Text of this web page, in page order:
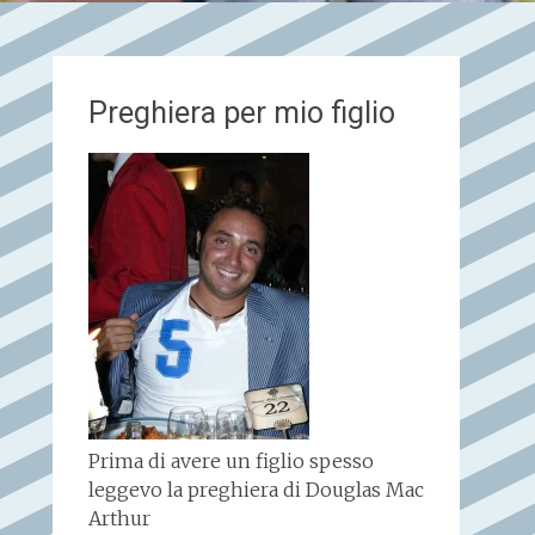
Preghiera per mio figlio
Prima di avere un figlio spesso
leggevo la preghiera di Douglas Mac
Arthur